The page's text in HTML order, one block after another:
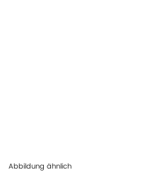
Abbildung ähnlich